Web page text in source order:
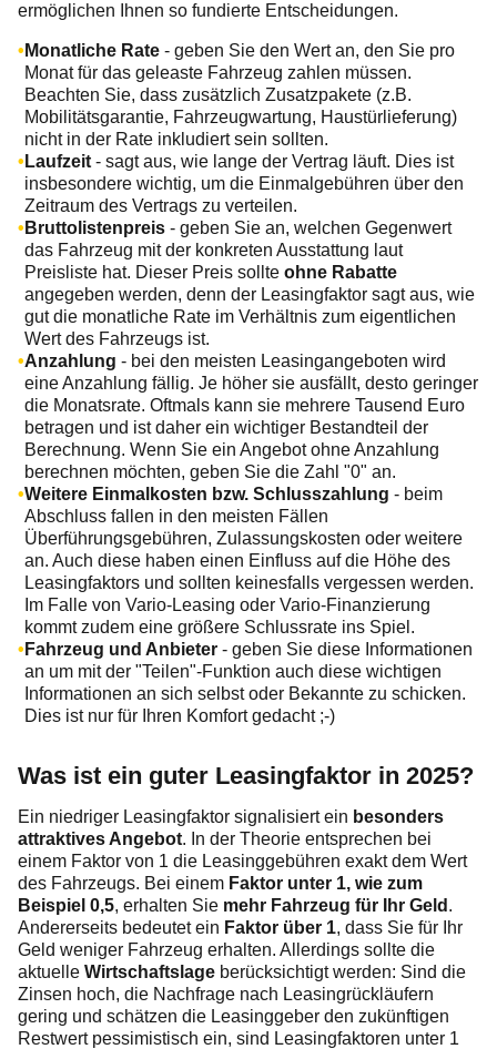
ermöglichen Ihnen so fundierte Entscheidungen.
Monatliche Rate - geben Sie den Wert an, den Sie pro
Monat für das geleaste Fahrzeug zahlen müssen.
Beachten Sie, dass zusätzlich Zusatzpakete (z.B.
Mobilitätsgarantie, Fahrzeugwartung, Haustürlieferung)
nicht in der Rate inkludiert sein sollten.
Laufzeit - sagt aus, wie lange der Vertrag läuft. Dies ist
insbesondere wichtig, um die Einmalgebühren über den
Zeitraum des Vertrags zu verteilen.
Bruttolistenpreis - geben Sie an, welchen Gegenwert
das Fahrzeug mit der konkreten Ausstattung laut
Preisliste hat. Dieser Preis sollte ohne Rabatte
angegeben werden, denn der Leasingfaktor sagt aus, wie
gut die monatliche Rate im Verhältnis zum eigentlichen
Wert des Fahrzeugs ist.
Anzahlung - bei den meisten Leasingangeboten wird
eine Anzahlung fällig. Je höher sie ausfällt, desto geringer
die Monatsrate. Oftmals kann sie mehrere Tausend Euro
betragen und ist daher ein wichtiger Bestandteil der
Berechnung. Wenn Sie ein Angebot ohne Anzahlung
berechnen möchten, geben Sie die Zahl "0" an.
Weitere Einmalkosten bzw. Schlusszahlung - beim
Abschluss fallen in den meisten Fällen
Überführungsgebühren, Zulassungskosten oder weitere
an. Auch diese haben einen Einfluss auf die Höhe des
Leasingfaktors und sollten keinesfalls vergessen werden.
Im Falle von Vario-Leasing oder Vario-Finanzierung
kommt zudem eine größere Schlussrate ins Spiel.
Fahrzeug und Anbieter - geben Sie diese Informationen
an um mit der "Teilen"-Funktion auch diese wichtigen
Informationen an sich selbst oder Bekannte zu schicken.
Dies ist nur für Ihren Komfort gedacht ;-)
Was ist ein guter Leasingfaktor in 2025?
Ein niedriger Leasingfaktor signalisiert ein besonders
attraktives Angebot. In der Theorie entsprechen bei
einem Faktor von 1 die Leasinggebühren exakt dem Wert
des Fahrzeugs. Bei einem Faktor unter 1, wie zum
Beispiel 0,5, erhalten Sie mehr Fahrzeug für Ihr Geld .
Andererseits bedeutet ein Faktor über 1, dass Sie für Ihr
Geld weniger Fahrzeug erhalten. Allerdings sollte die
aktuelle Wirtschaftslage berücksichtigt werden: Sind die
Zinsen hoch, die Nachfrage nach Leasingrückläufern
gering und schätzen die Leasinggeber den zukünftigen
Restwert pessimistisch ein, sind Leasingfaktoren unter 1